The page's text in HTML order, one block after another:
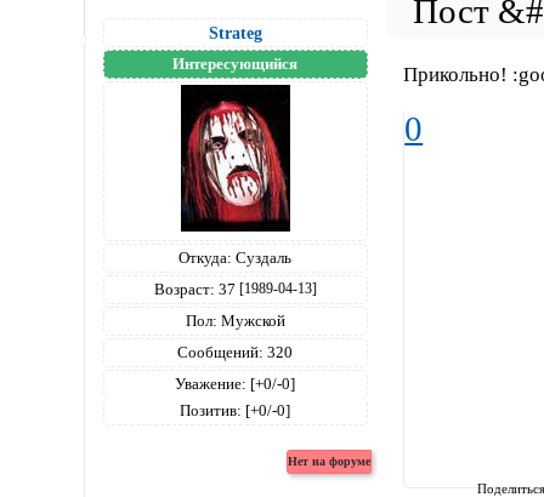
Strateg
Интересующийся
Откуда: Суздаль
Возраст: 37 [1989-04-13]
Пол: Мужской
Сообщений: 320
Уважение: [+0/-0]
Позитив: [+0/-0]
Прикольно!
0